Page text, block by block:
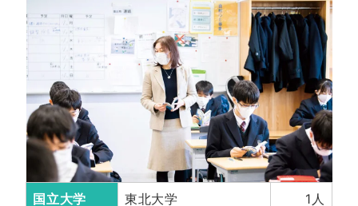
国立大学 東北大学 1人